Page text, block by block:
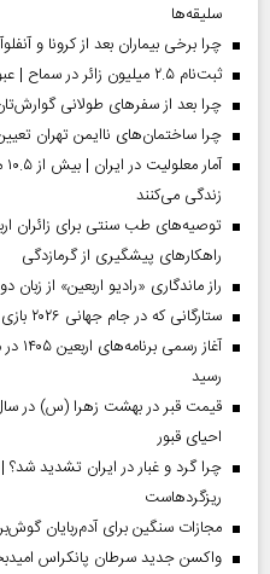
سلیقه‌ها
چرا برخی بیماران بعد از کرونا و
ثبت‌نام ۲.۵ میلیون زائر در سماح | عبور ۱.۷ میلیون نفر از مرز‌های اربعین
چرا بعد از سفرهای طولانی
چرا ساختمان‌های ناایمن تهران
زندگی می‌کنند
توصیه‌های طب سنتی برای زائران
راهکارهای پیشگیری از گرمازدگی
راز ماندگاری «رادیو اربعین» از
ستارگانی که در جام جهانی ۲۰۲۶ بازی نکردند
رسید
احیای قبور
چرا گرد و غبار در ایران تشدید شد؟ |
ریزگردهاست
مجازات سنگین برای آدم‌ربایان گوش‌بر
واکسن جدید سرطان پانکراس